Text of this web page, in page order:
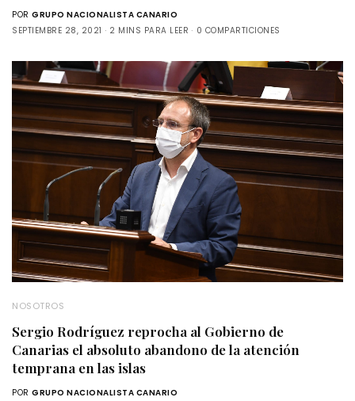
POR GRUPO NACIONALISTA CANARIO
SEPTIEMBRE 28, 2021
2 MINS PARA LEER 0 COMPARTICIONES
NOSOTROS
Sergio Rodríguez reprocha al Gobierno de
Canarias el absoluto abandono de la atención
temprana en las islas
POR GRUPO NACIONALISTA CANARIO